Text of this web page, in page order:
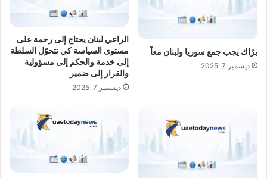
برّاك يجب جمع سوريا ولبنان معاً
ديسمبر 7, 2025
الراعي لبنان يحتاج إلى رحمة على
مستوى السياسة كي تتحوّل السلطة
إلى خدمة والحكم إلى مسؤولية
والقرار إلى ضمير
ديسمبر 7, 2025